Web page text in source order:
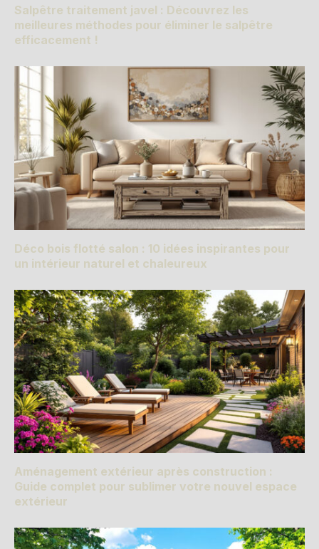
Salpêtre traitement javel : Découvrez les
meilleures méthodes pour éliminer le salpêtre
efficacement !
Déco bois flotté salon : 10 idées inspirantes pour
un intérieur naturel et chaleureux
Aménagement extérieur après construction :
Guide complet pour sublimer votre nouvel espace
extérieur